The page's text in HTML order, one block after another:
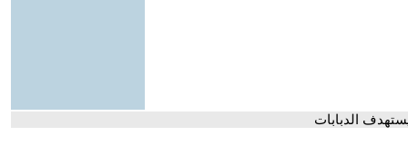
الدبابات